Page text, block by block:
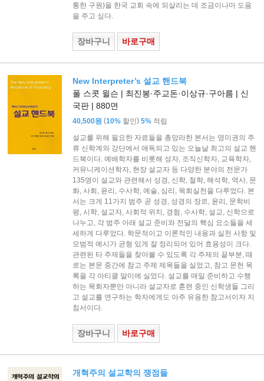
통한 구원)을 한국 교회 속에 되살리는 데 조금이나마 도움
을 주고 싶다.
장바구니 바로구매
New Interpreter’s 설교 핸드북
폴 스콧 윌슨 | 최진봉·주교돈·이상규·구아름 | 신
국판 | 880면
40,500원 (10% 할인) 5% 적립
설교를 위해 필요한 자료들을 총망라한 본서는 영미권의 주
류 신학계와 강단에서 애독되고 있는 오늘날 최고의 설교 핸
드북이다. 예배학자를 비롯해 성자, 조직신학자, 교육학자,
커뮤니케이션학자, 현장 설교자 등 다양한 분야의 전문가
135명이 설교와 관련해서 성경, 신학, 철학, 해석학, 역사, 문
화, 사회, 윤리, 수사학, 예술, 심리, 목회실천을 다루었다. 본
서는 크게 11가지 범주 곧 성경, 성경의 장르, 윤리, 문학비
평, 시학, 설교자, 사회적 위치, 경험, 수사학, 설교, 신학으로
나누고, 각 범주 아래 설교 준비와 전달의 핵심 요소들을 세
세하게 다루었다. 학문적이고 이론적인 내용과 실천 사항 및
모범적 예시가 균형 있게 잘 정리되어 있어 효용성이 크다.
관련된 타 주제들을 찾아볼 수 있도록 각 주제의 끝부분, 때
로는 본문 중간에 참고 주제 제목들을 실었고, 참고 문헌 목
록을 각 아티클 말미에 실었다. 설교를 매일 준비하고 수행
하는 목회자뿐만 아니라 설교자로 훈련 중인 신학생들 그리
고 설교를 연구하는 학자에게도 아주 유용한 참고서이자 지
침서이다.
장바구니 바로구매
개혁주의 설교학의 쟁점들